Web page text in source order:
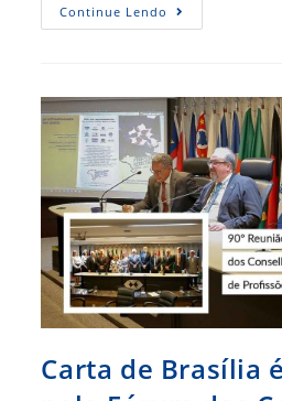
Continue Lendo CFA
Presente
Dos
Conselhos
Profissionais
Carta de Brasília